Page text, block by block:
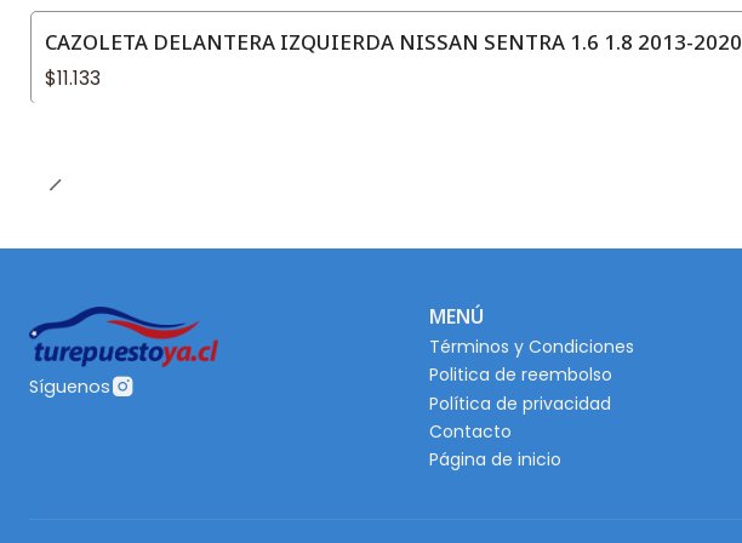
CAZOLETA DELANTERA IZQUIERDA NISSAN SENTRA 1.6 1.8 2013-2020
$11.133
Síguenos
MENÚ
Términos y Condiciones
Politica de reembolso
Política de privacidad
Contacto
Página de inicio